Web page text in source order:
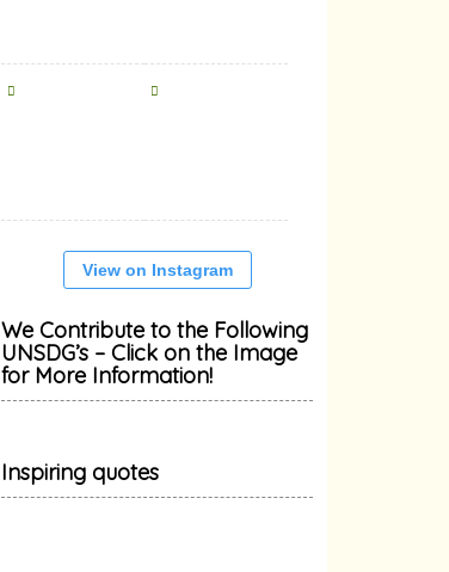
View on Instagram
We Contribute to the Following
UNSDG’s – Click on the Image
for More Information!
Inspiring quotes